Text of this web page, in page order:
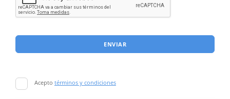
ENVIAR
Acepto términos y condiciones